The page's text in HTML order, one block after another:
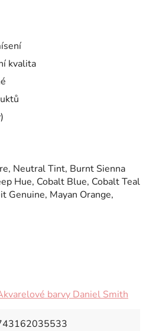
kvalita
Neutral Tint, Burnt Sienna
Hue, Cobalt Blue, Cobalt Teal
Genuine, Mayan Orange,
barvy Daniel Smith